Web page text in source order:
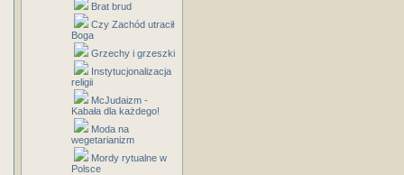
Brat brud
Czy Zachód utracił
Boga
Grzechy i grzeszki
Instytucjonalizacja
religii
McJudaizm -
Kabała dla każdego!
Moda na
wegetarianizm
Mordy rytualne w
Polsce